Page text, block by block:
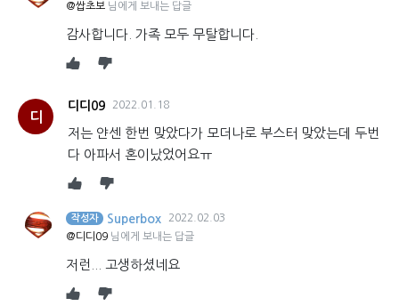
@쌉초보 님에게 보내는 답글
감사합니다. 가족 모두 무탈합니다.
디
디디09 2022.01.18
저는 얀센 한번 맞았다가 모더나로 부스터 맞았는데 두번
다 아파서 혼이났었어요ㅠ
작성자 Superbox
2022.02.03
@디디09 님에게 보내는 답글
저런... 고생하셨네요